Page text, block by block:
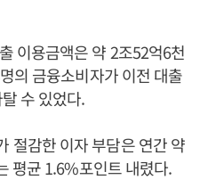
이용금액은 약 2조52억6천
의 금융소비자가 이전 대출
수 있었다.
절감한 이자 부담은 연간 약
평균 1.6%포인트 내렸다.